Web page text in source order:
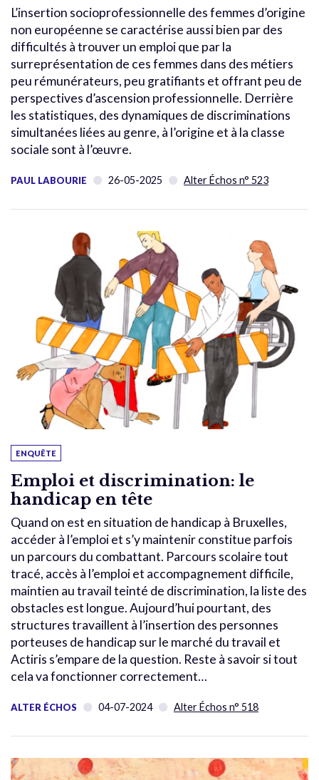
L’insertion socioprofessionnelle des femmes d’origine
non européenne se caractérise aussi bien par des
difficultés à trouver un emploi que par la
surreprésentation de ces femmes dans des métiers
peu rémunérateurs, peu gratifiants et offrant peu de
perspectives d’ascension professionnelle. Derrière
les statistiques, des dynamiques de discriminations
simultanées liées au genre, à l’origine et à la classe
sociale sont à l’œuvre.
PAUL LABOURIE 26-05-2025 Alter Échos n° 523
ENQUÊTE
Emploi et discrimination: le
handicap en tête
Quand on est en situation de handicap à Bruxelles,
accéder à l’emploi et s’y maintenir constitue parfois
un parcours du combattant. Parcours scolaire tout
tracé, accès à l’emploi et accompagnement difficile,
maintien au travail teinté de discrimination, la liste des
obstacles est longue. Aujourd’hui pourtant, des
structures travaillent à l’insertion des personnes
porteuses de handicap sur le marché du travail et
Actiris s’empare de la question. Reste à savoir si tout
cela va fonctionner correctement…
ALTER ÉCHOS 04-07-2024 Alter Échos n° 518